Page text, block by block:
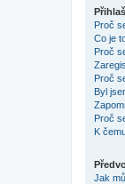
Proč
Co je
Proč
Proč
Byl
Proč
K
Jak